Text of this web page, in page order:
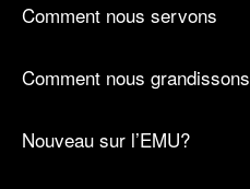
Comment nous servons
Comment nous grandissons
Nouveau sur l’EMU?